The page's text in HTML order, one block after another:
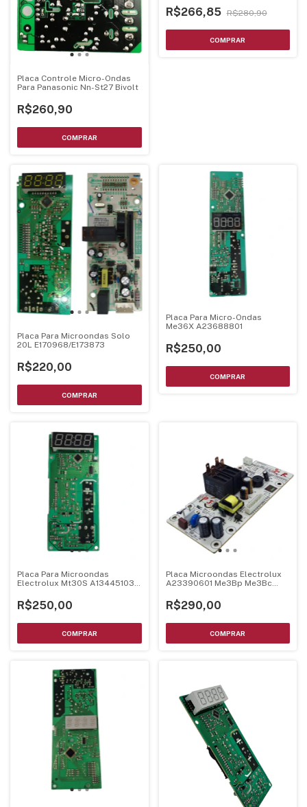
Placa Controle Micro-Ondas
Para Panasonic Nn-St27 Bivolt
R$260,90
R$266,85 R$280,90
Placa Para Microondas Solo
20L E170968/E173873
R$220,00
Placa Para Micro-Ondas
Me36X A23688801
R$250,00
Placa Para Microondas
Electrolux Mt30S A13445103
R$250,00
Placa Microondas Electrolux
A23390601 Me3Bp Me3Bc
R$290,00